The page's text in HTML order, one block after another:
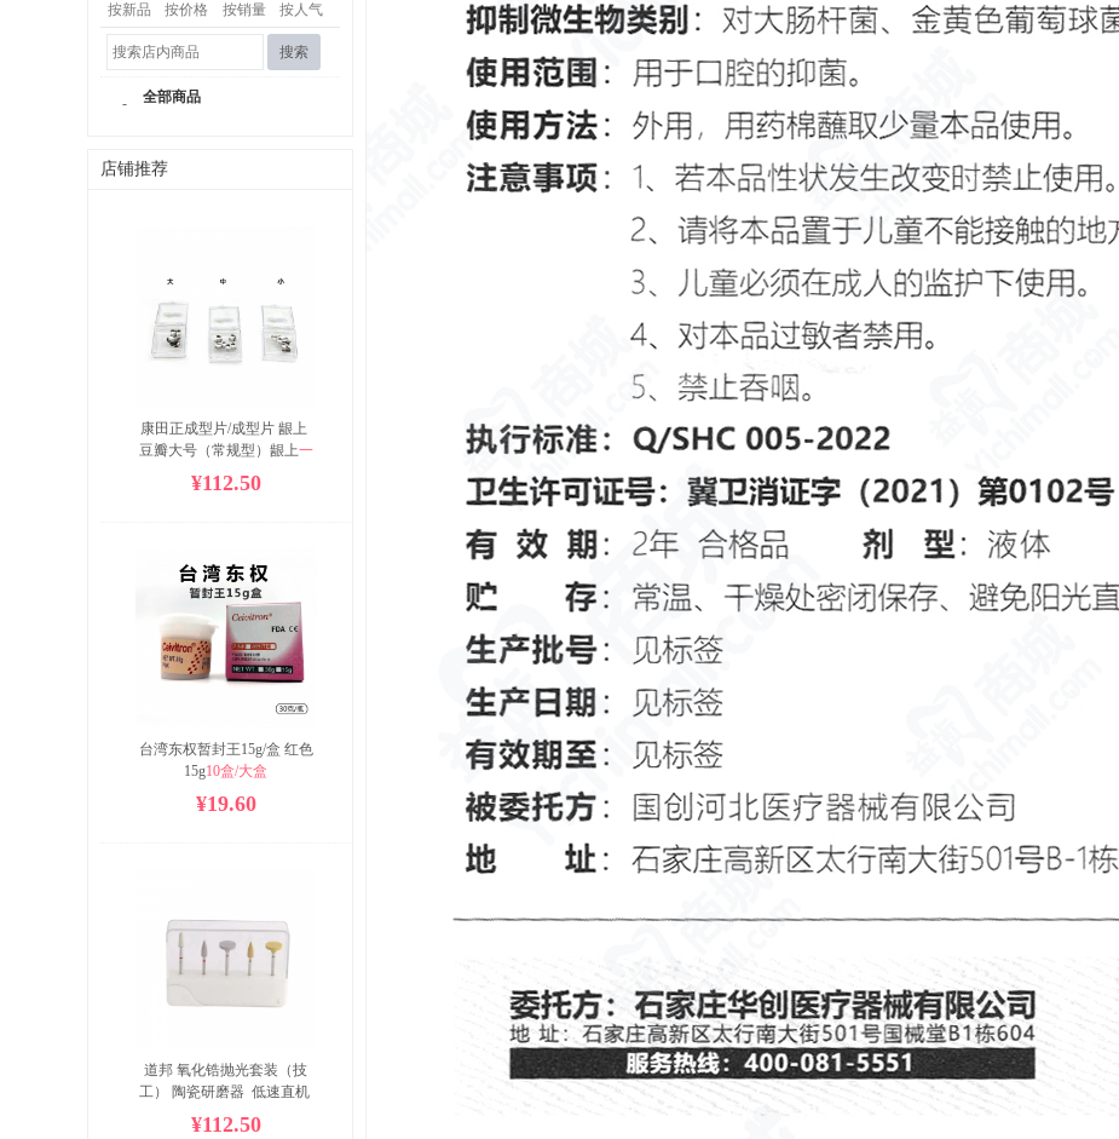
按新品 按价格 按销量 按人气
搜索
- 全部商品
店铺推荐
康田正成型片/成型片 龈上
豆瓣大号（常规型）龈上一
盒50个；常规型
套装（SC01 代发）；特氟
不换。价格有浮动，提前咨
询客服。
¥112.50
台湾东权暂封王15g/盒 红色
15g10盒/大盒
¥19.60
道邦 氧化锆抛光套装（技
工） 陶瓷研磨器  低速直机
HP0105E 5支/套
¥112.50